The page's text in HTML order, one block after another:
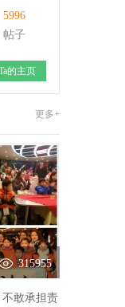
5996
帖子
的主页
更多+
315955
敢承担责